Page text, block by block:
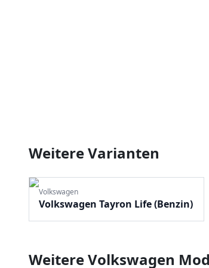
Weitere Varianten
Volkswagen
Volkswagen Tayron Life (Benzin)
WeitereVolkswagen